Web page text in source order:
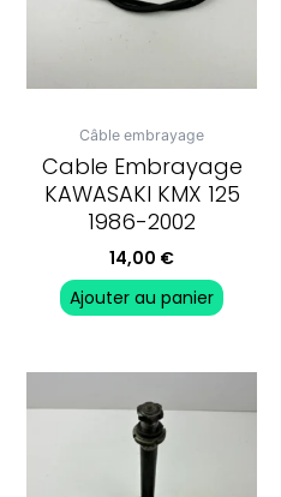
Câble embrayage
Cable Embrayage
KAWASAKI KMX 125
1986-2002
14,00 €
Ajouter au panier